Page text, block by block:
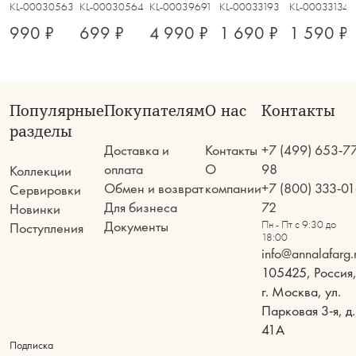
KL-00030563
990 ₽
KL-00030564
699 ₽
KL-00039691
4 990 ₽
KL-00033193
1 690 ₽
KL-00033134
1 590 ₽
Популярные
разделы
Коллекции
Сервировки
Новинки
Поступления
Покупателям
Доставка и
оплата
Обмен и возврат
Для бизнеса
Документы
О нас
Контакты
О
компании
Контакты
+7 (499) 653-
98
+7 (800) 333-
72
Пн - Пт с 9:30 до
18:00
105425, Россия,
г. Москва, ул.
Парковая 3-я, д.
41А
Подписка